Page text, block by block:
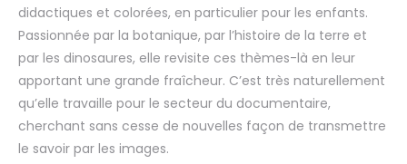
didactiques et colorées, en particulier pour les enfants.
Passionnée par la botanique, par l’histoire de la terre et
par les dinosaures, elle revisite ces thèmes-là en leur
apportant une grande fraîcheur. C’est très naturellement
qu’elle travaille pour le secteur du documentaire,
cherchant sans cesse de nouvelles façon de transmettre
le savoir par les images.